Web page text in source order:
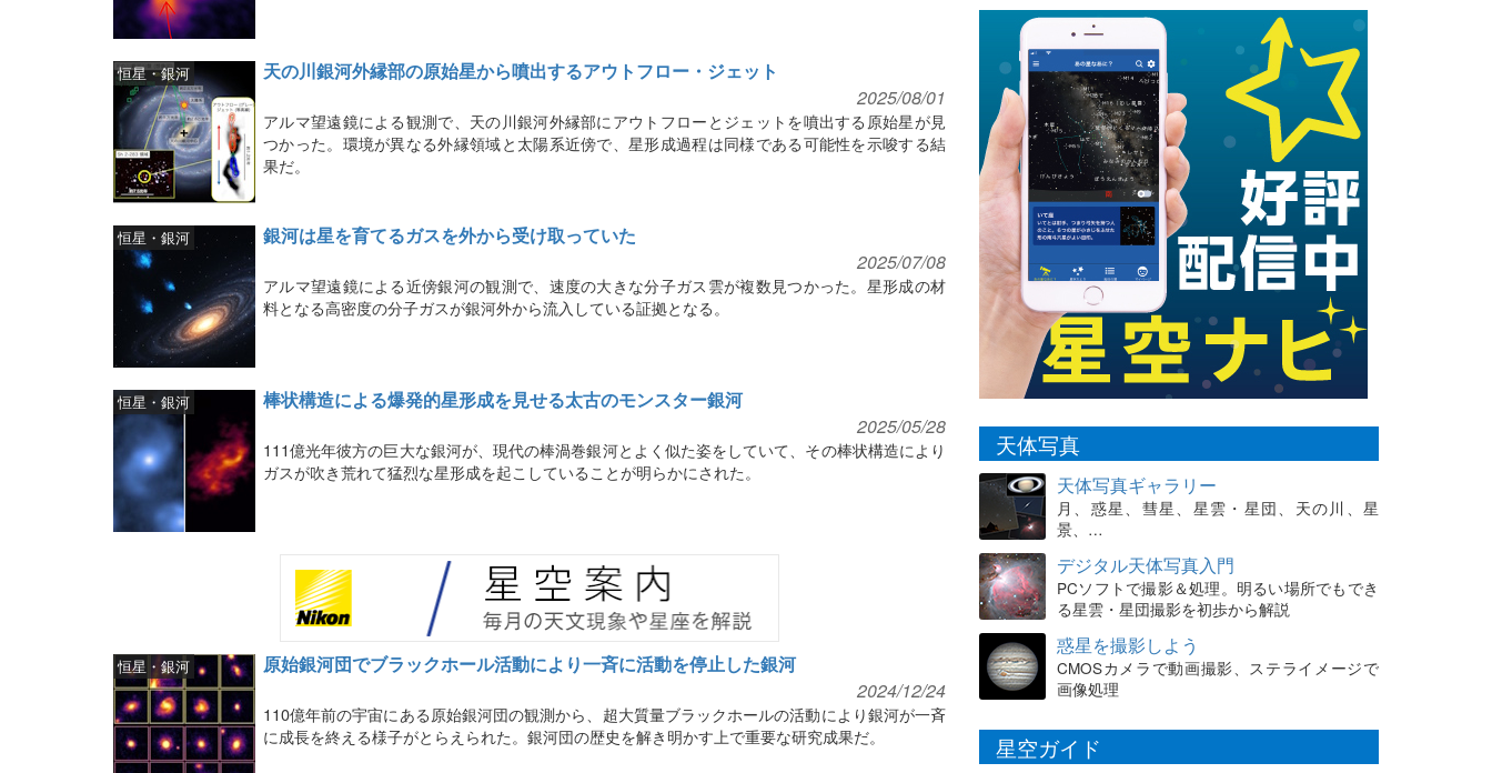
天の川銀河外縁部の原始星から噴出するアウトフロー・ジェット
恒星・銀河
2025/08/01
アルマ望遠鏡による観測で、天の川銀河外縁部にアウトフローとジェットを噴出する原始星が見
つかった。環境が異なる外縁領域と太陽系近傍で、星形成過程は同様である可能性を示唆する結
果だ。
銀河は星を育てるガスを外から受け取っていた
恒星・銀河
2025/07/08
アルマ望遠鏡による近傍銀河の観測で、速度の大きな分子ガス雲が複数見つかった。星形成の材
料となる高密度の分子ガスが銀河外から流入している証拠となる。
棒状構造による爆発的星形成を見せる太古のモンスター銀河
恒星・銀河
2025/05/28
111億光年彼方の巨大な銀河が、現代の棒渦巻銀河とよく似た姿をしていて、その棒状構造により
ガスが吹き荒れて猛烈な星形成を起こしていることが明らかにされた。
原始銀河団でブラックホール活動により一斉に活動を停止した銀河
恒星・銀河
2024/12/24
110億年前の宇宙にある原始銀河団の観測から、超大質量ブラックホールの活動により銀河が一斉
に成長を終える様子がとらえられた。銀河団の歴史を解き明かす上で重要な研究成果だ。
天体写真
天体写真ギャラリー
月、惑星、彗星、星雲・星団、天の川、星
景、…
デジタル天体写真入門
PCソフトで撮影＆処理。明るい場所でもでき
る星雲・星団撮影を初歩から解説
惑星を撮影しよう
CMOSカメラで動画撮影、ステライメージで
画像処理
星空ガイド